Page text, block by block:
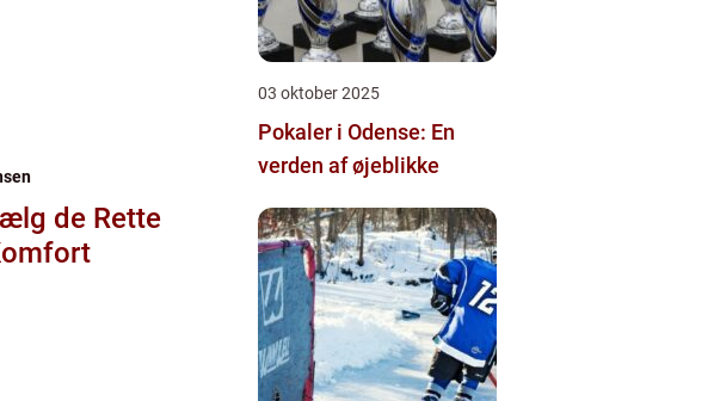
de Rette
03 oktober 2025
Pokaler i Odense: En
verden af øjeblikke